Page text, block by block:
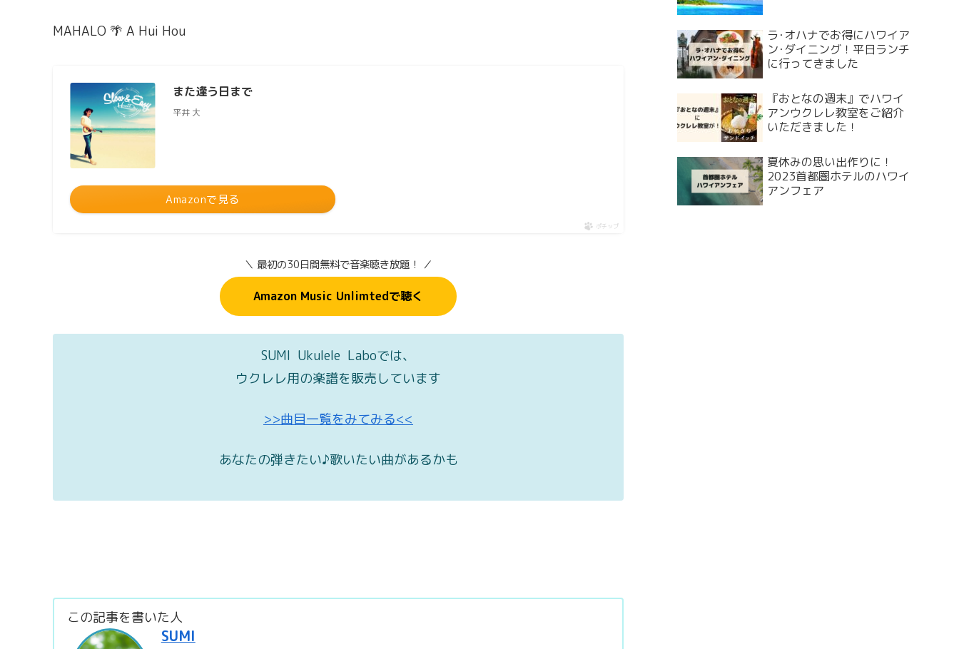
MAHALO 🌴 A Hui Hou
また逢う日まで
平井 大
Amazonで見る
ポチップ
＼ 最初の30日間無料で音楽聴き放題！ ／
Amazon Music Unlimtedで聴く
SUMI Ukulele Laboでは、
ウクレレ用の楽譜を販売しています
>>曲目一覧をみてみる<<
あなたの弾きたい♪歌いたい曲があるかも
この記事を書いた人
SUMI
ラ･オハナでお得にハワイア
ン･ダイニング！平日ランチ
に行ってきました
『おとなの週末』でハワイ
アンウクレレ教室をご紹介
いただきました！
夏休みの思い出作りに！
2023首都圏ホテルのハワイ
アンフェア